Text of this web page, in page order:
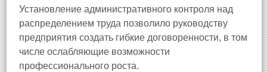
Установление административного контроля над
распределением труда позволило руководству
предприятия создать гибкие договоренности, в том
числе ослабляющие возможности
профессионального роста.